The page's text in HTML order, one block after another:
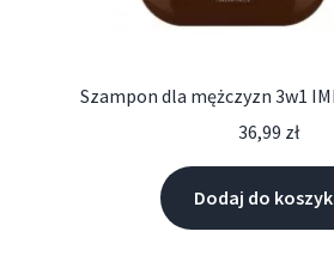
Szampon dla mężczyzn 3w1
36,99 zł
Dodaj do